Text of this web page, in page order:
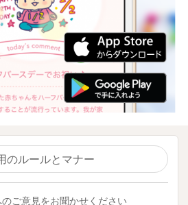
のルールとマナー
ご意見をお聞かせください